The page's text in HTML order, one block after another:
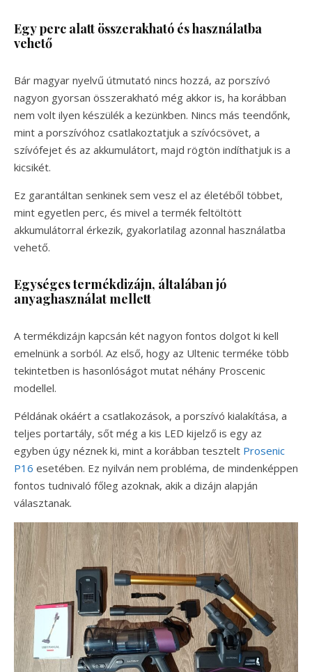
Egy perc alatt összerakható és használatba
vehető
Bár magyar nyelvű útmutató nincs hozzá, az porszívó
nagyon gyorsan összerakható még akkor is, ha korábban
nem volt ilyen készülék a kezünkben. Nincs más teendőnk,
mint a porszívóhoz csatlakoztatjuk a szívócsövet, a
szívófejet és az akkumulátort, majd rögtön indíthatjuk is a
kicsikét.
Ez garantáltan senkinek sem vesz el az életéből többet,
mint egyetlen perc, és mivel a termék feltöltött
akkumulátorral érkezik, gyakorlatilag azonnal használatba
vehető.
Egységes termékdizájn, általában jó
anyaghasználat mellett
A termékdizájn kapcsán két nagyon fontos dolgot ki kell
emelnünk a sorból. Az első, hogy az Ultenic terméke több
tekintetben is hasonlóságot mutat néhány Proscenic
modellel.
Példának okáért a csatlakozások, a porszívó kialakítása, a
teljes portartály, sőt még a kis LED kijelző is egy az
egyben úgy néznek ki, mint a korábban tesztelt Prosenic
P16 esetében. Ez nyilván nem probléma, de mindenképpen
fontos tudnivaló főleg azoknak, akik a dizájn alapján
választanak.